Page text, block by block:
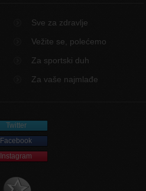
Sve za zdravlje
Vežite se, polećemo
Za sportski duh
Za vaše najmlađe
Twitter
Facebook
Instagram